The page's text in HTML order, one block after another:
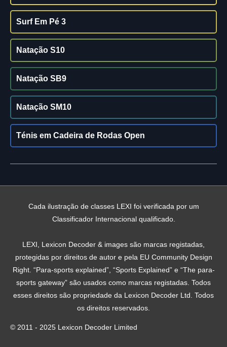
Surf Em Pé 3
Natação S10
Natação SB9
Natação SM10
Ténis em Cadeira de Rodas Open
Cada ilustração de classes LEXI foi verificada por um
Classificador Internacional qualificado.
LEXI, Lexicon Decoder & images são marcas registadas,
protegidas por direitos de autor e pela EU Community Design
Right. “Para-sports explained”, “Sports Explained” e “The para-
sports gateway” são usados ​​como marcas registadas. Todos
esses direitos são propriedade da Lexicon Decoder Ltd. Todos
os direitos reservados.
© 2011 - 2025 Lexicon Decoder Limited